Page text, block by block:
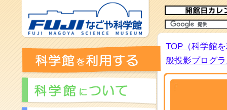
TOP（科学館
般投影プログ